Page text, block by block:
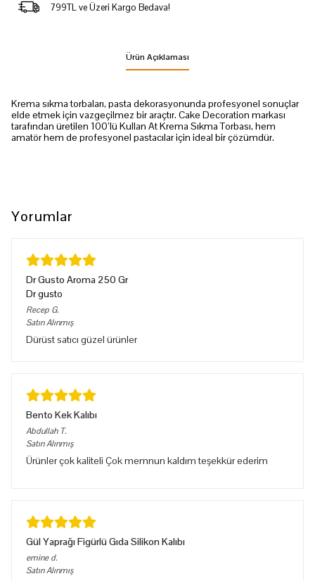
799TL ve Üzeri Kargo Bedava!
Ürün Açıklaması
Krema sıkma torbaları, pasta dekorasyonunda profesyonel sonuçlar
elde etmek için vazgeçilmez bir araçtır. Cake Decoration markası
tarafından üretilen 100’lü Kullan At Krema Sıkma Torbası, hem
amatör hem de profesyonel pastacılar için ideal bir çözümdür.
Yorumlar
Dr Gusto Aroma 250 Gr
Dr gusto
Recep G.
Satın Alınmış
Dürüst satıcı güzel ürünler
Bento Kek Kalıbı
Abdullah T.
Satın Alınmış
Ürünler çok kaliteli Çok memnun kaldım teşekkür ederim
Gül Yaprağı Figürlü Gıda Silikon Kalıbı
emine d.
Satın Alınmış